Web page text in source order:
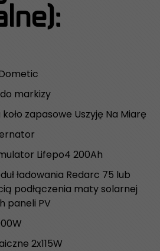
markizy
zapasowe Uszyję Na Miarę
Lifepo4 200Ah
ładowania Redarc 75 lub
podłączenia maty solarnej
paneli PV
2x115W